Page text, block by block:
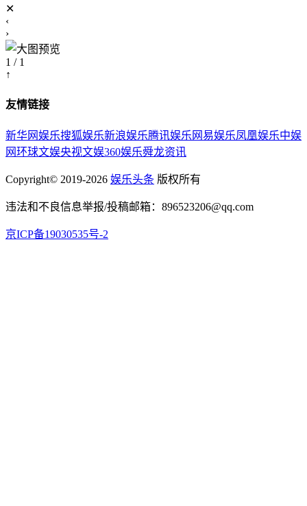
✕
‹
›
1 / 1
↑
友情链接
新华网娱乐搜狐娱乐新浪娱乐腾讯娱乐 网易娱乐凤凰娱乐中娱
网环球文娱央视文娱360娱乐舜龙资讯
Copyright© 2019-2026 娱乐头条 版权所有
违法和不良信息举报/投稿邮箱：896523206@qq.com
京ICP备19030535号-2